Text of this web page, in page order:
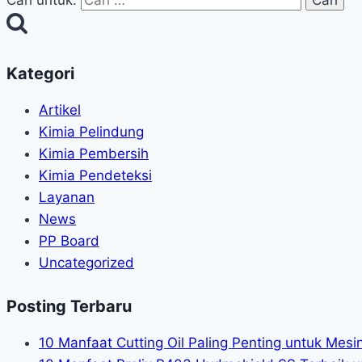
Kategori
Artikel
Kimia Pelindung
Kimia Pembersih
Kimia Pendeteksi
Layanan
News
PP Board
Uncategorized
Posting Terbaru
10 Manfaat Cutting Oil Paling Penting untuk